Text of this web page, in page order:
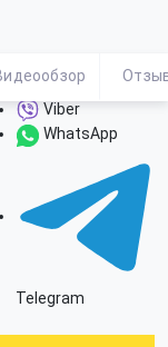
Viber
WhatsApp
Telegram